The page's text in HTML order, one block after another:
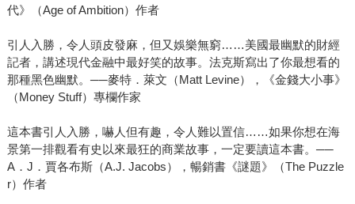
代》（Age of Ambition）作者
引人入勝，令人頭皮發麻，但又娛樂無窮……美國最幽默的財經
記者，講述現代金融中最好笑的故事。法克斯寫出了你最想看的
那種黑色幽默。──麥特．萊文（Matt Levine），《金錢大小事》
（Money Stuff）專欄作家
這本書引人入勝，嚇人但有趣，令人難以置信……如果你想在海
景第一排觀看有史以來最狂的商業故事，一定要讀這本書。──
A．J．賈各布斯（A.J. Jacobs），暢銷書《謎題》（The Puzzle
r）作者